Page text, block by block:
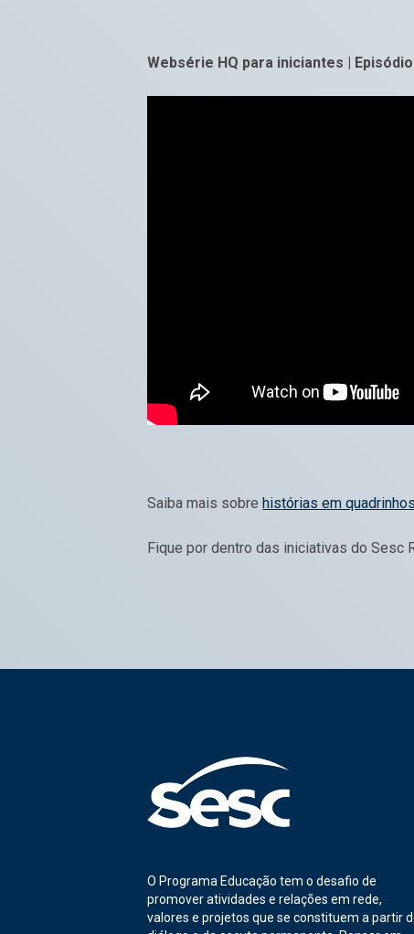
Websérie HQ para iniciantes |
Saiba mais sobre histórias em
Fique por dentro das iniciativas do Sesc
O Programa Educação tem o desafio de
promover atividades e relações em rede,
valores e projetos que se constituem a partir